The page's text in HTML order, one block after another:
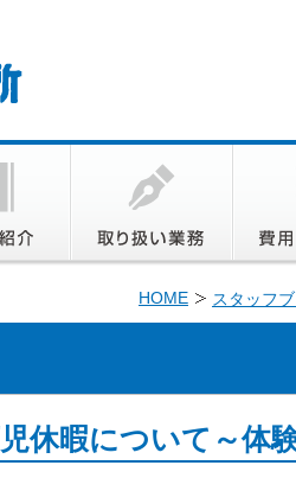
HOME スタッフ
休暇について～体